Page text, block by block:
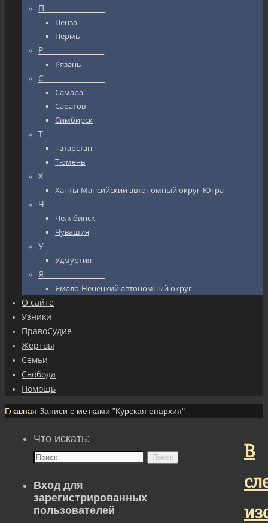
П_________________
Пенза
Пермь
Р_________________
Рязань
С_________________
Самара
Саратов
Симбирск
Т_________________
Татарстан
Тюмень
Х_________________
Ханты-Мансийский автономный округ-Югра
Ч_________________
Челябинск
Чувашия
У_________________
Удмуртия
Я_________________
Ямало-Ненецкий автономный округ
О сайте
Узники
ПравоСудие
Жертвы
Семьи
Свобода
Помощь
Главная Записи с метками "Курская епархия"
В
Что искать:
Поиск
Вход для
зарегистрированных
пользователей